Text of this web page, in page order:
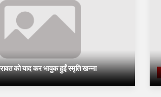
को याद कर भावुक हुईं स्मृति खन्ना